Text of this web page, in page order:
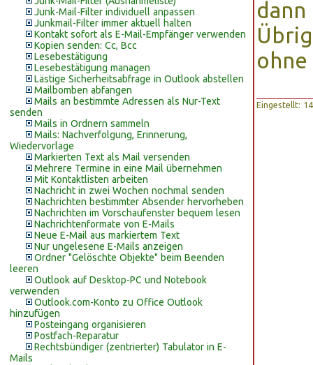
Junk-Mail-Filter individuell anpassen
Junkmail-Filter immer aktuell halten
Kontakt sofort als E-Mail-Empfänger verwenden
Kopien senden: Cc, Bcc
Lesebestätigung
Lesebestätigung managen
Lästige Sicherheitsabfrage in Outlook abstellen
Mailbomben abfangen
Mails an bestimmte Adressen als Nur-Text
senden
Mails in Ordnern sammeln
Mails: Nachverfolgung, Erinnerung,
Wiedervorlage
Markierten Text als Mail versenden
Mehrere Termine in eine Mail übernehmen
Mit Kontaktlisten arbeiten
Nachricht in zwei Wochen nochmal senden
Nachrichten bestimmter Absender hervorheben
Nachrichten im Vorschaufenster bequem lesen
Nachrichtenformate von E-Mails
Neue E-Mail aus markiertem Text
Nur ungelesene E-Mails anzeigen
Ordner "Gelöschte Objekte" beim Beenden
leeren
Outlook auf Desktop-PC und Notebook
verwenden
Outlook.com-Konto zu Office Outlook
hinzufügen
Posteingang organisieren
Postfach-Reparatur
Rechtsbündiger (zentrierter) Tabulator in E-
Mails
dann
ohne
Eingestellt: